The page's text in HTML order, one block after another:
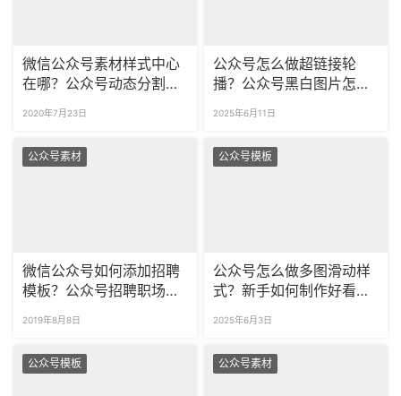
微信公众号素材样式中心
在哪？公众号动态分割线
2020年7月23日
公众号怎么做超链接轮
播？公众号黑白图片怎么
2025年6月11日
公众号素材
微信公众号如何添加招聘
模板？公众号招聘职场样
2019年8月8日
公众号模板
公众号怎么做多图滑动样
式？新手如何制作好看的
2025年6月3日
公众号模板 公众号素材